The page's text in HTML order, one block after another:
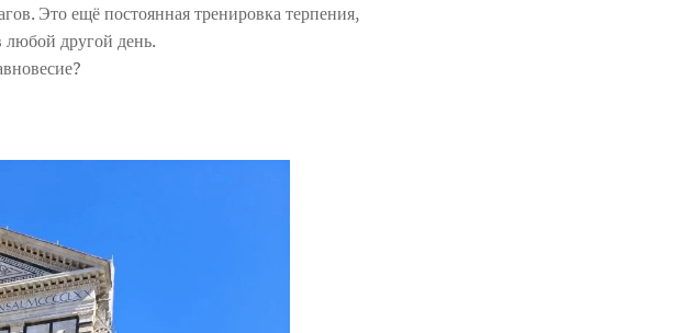
Это ещё постоянная тренировка терпения,
любой другой день.
🌕✨